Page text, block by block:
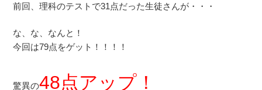
前回、理科のテストで31点だった生徒さんが・・・
な、な、なんと！
今回は79点をゲット！！！！
驚異の48点アップ！